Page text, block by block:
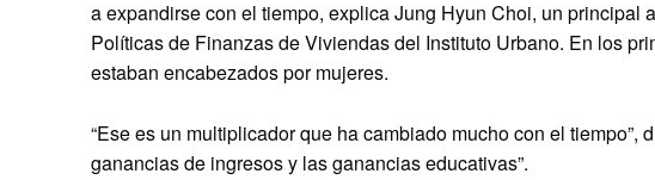
a expandirse con el tiempo, explica Jung Hyun Choi, un principal
Políticas de Finanzas de Viviendas del Instituto Urbano. En los
estaban encabezados por mujeres.
“Ese es un multiplicador que ha cambiado mucho con el tiempo”,
ganancias de ingresos y las ganancias educativas”.